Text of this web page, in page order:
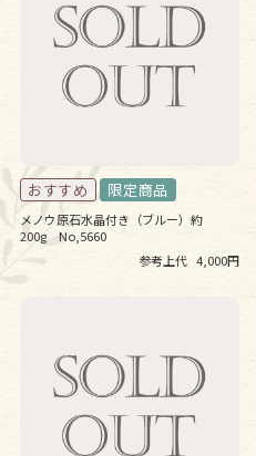
メノウ原石水晶付き（ブルー）約
200g No,5660
参考上代 4,000円